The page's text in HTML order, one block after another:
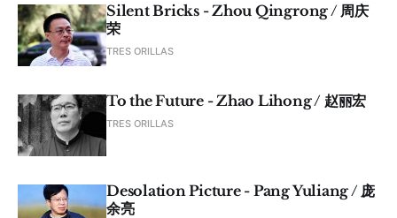
Silent Bricks - Zhou Qingrong / 周庆
荣
TRES ORILLAS
To the Future - Zhao Lihong / 赵丽宏
TRES ORILLAS
Desolation Picture - Pang Yuliang / 庞
余亮